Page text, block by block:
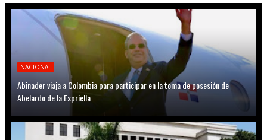
NACIONAL
Abinader viaja a Colombia para participar en la toma de posesión de
Abelardo de la Espriella